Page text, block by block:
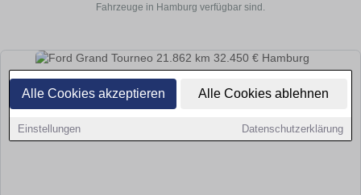
Alle Cookies akzeptieren Alle Cookies ablehnen
Einstellungen Datenschutzerklärung
Fahrzeuge in Hamburg verfügbar sind.